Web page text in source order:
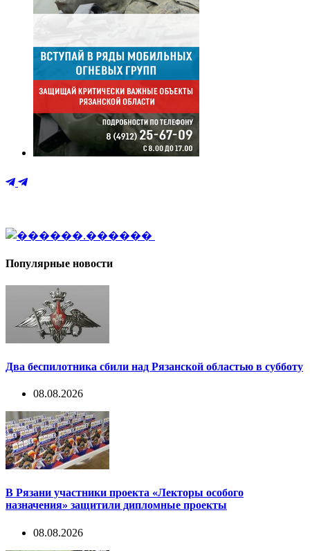
Популярные новости
Два беспилотника сбили над Рязанской областью в субботу
08.08.2026
В Рязани участники проекта «Лекторы особого
назначения» защитили дипломные проекты
08.08.2026